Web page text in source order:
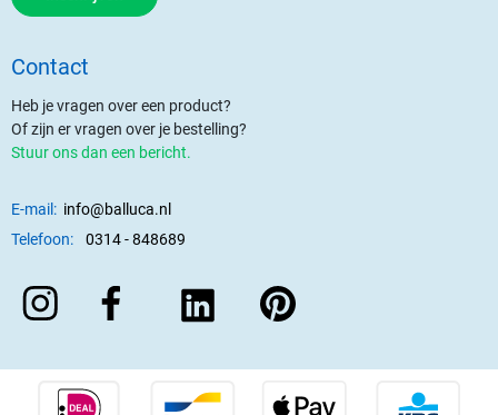
Contact
Heb je vragen over een product?
Of zijn er vragen over je bestelling?
Stuur ons dan een bericht.
E-mail: info@balluca.nl
Telefoon:
0314 - 848689